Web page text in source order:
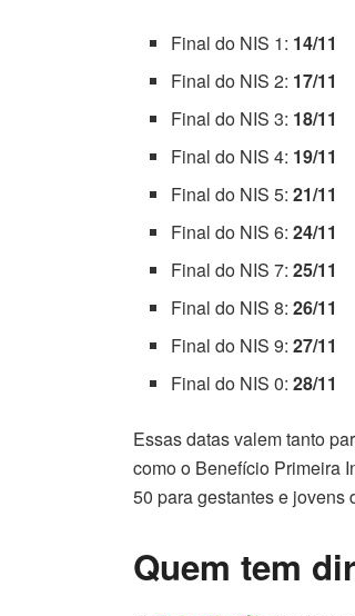
Final do NIS 1: 14/11
Final do NIS 2: 17/11
Final do NIS 3: 18/11
Final do NIS 4: 19/11
Final do NIS 5:21/11
Final do NIS 6:24/11
Final do NIS 7:25/11
Final do NIS 8:26/11
Final do NIS 9:27/11
Final do NIS 0:28/11
Essas datas valem tanto
como o Benefício Primeira
50 para gestantes e jovens
Quem tem